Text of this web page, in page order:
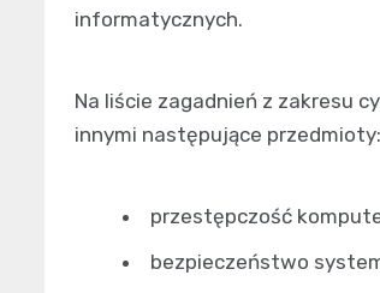
informatycznych.
Na liście zagadnień z zakresu
innymi następujące przedmioty:
przestępczość
bezpieczeństwo